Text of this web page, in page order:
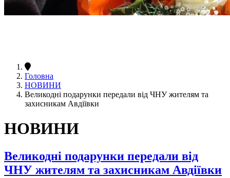
Головна
НОВИНИ
Великодні подарунки передали від ЧНУ жителям та
захисникам Авдіївки
НОВИНИ
Великодні подарунки передали від
ЧНУ жителям та захисникам Авдіївки